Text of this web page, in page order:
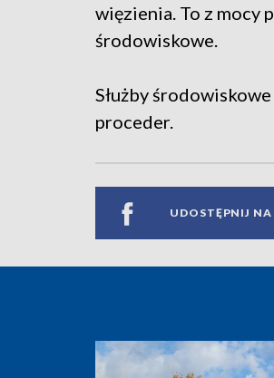
więzienia. To z mocy
środowiskowe.
Służby
proceder.
UDOSTĘPNIJ